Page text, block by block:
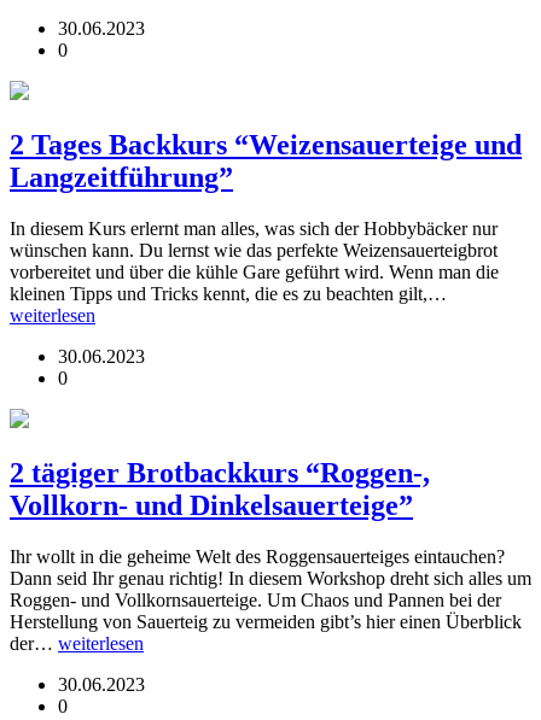
30.06.2023
0
2 Tages Backkurs “Weizensauerteige und
Langzeitführung”
In diesem Kurs erlernt man alles, was sich der Hobbybäcker nur
wünschen kann. Du lernst wie das perfekte Weizensauerteigbrot
vorbereitet und über die kühle Gare geführt wird. Wenn man die
kleinen Tipps und Tricks kennt, die es zu beachten gilt,…
weiterlesen
30.06.2023
0
2 tägiger Brotbackkurs “Roggen-,
Vollkorn- und Dinkelsauerteige”
Ihr wollt in die geheime Welt des Roggensauerteiges eintauchen?
Dann seid Ihr genau richtig! In diesem Workshop dreht sich alles um
Roggen- und Vollkornsauerteige. Um Chaos und Pannen bei der
Herstellung von Sauerteig zu vermeiden gibt’s hier einen Überblick
der… weiterlesen
30.06.2023
0